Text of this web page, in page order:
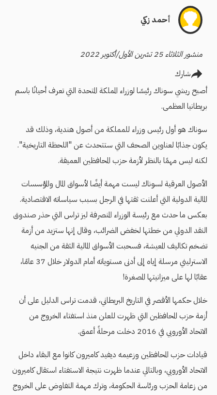
أحمد زكي
منشور الثلاثاء 25 تشرين الأول/أكتوبر 2022
شارك
أصبح ريشي سوناك رئيسًا لوزراء المملكة المتحدة التي تعرف أحيانًا باسم
بريطانيا العظمى.
سوناك هو أول رئيس وزراء للمملكة من أصول هندية، وذلك قد
يكون جذابًا لعناوين الصحف التي ستتحدث عن "اللحظة التاريخية".
لكنه ليس مهمًا بالنظر لأزمة حزب المحافظين العميقة.
الأصول العرقية لسوناك ليست مهمة أيضًا لأسواق المال والمؤسسات
المالية الدولية التي أعلنت ثقتها في الرجل بسبب سياساته الاقتصادية.
بعكس ما حدث مع رئيسة الوزراء المنصرفة ليز تراس التي حذر صندوق
النقد الدولي من خطتها لخفض الضرائب، وقال إنها ستزيد من أزمة
تضخم تكاليف المعيشة، فسحبت الأسواق المالية الثقة من الجنيه
الاسترليني مرسلة إياه إلى أدنى مستوياته أمام الدولار خلال 37 عامًا،
عقابًا لها على ميزانيتها المصغرة!
خلال حكمها الأقصر في التاريخ البريطاني، قدمت تراس الدليل على أن
أزمة حزب المحافظين التي ظهرت للعلن منذ استفتاء الخروج من
الاتحاد الأوروبي في 2016 دخلت مرحلةً أعمق.
قيادات حزب المحافظين وزعيمه ديفيد كاميرون كانوا مع البقاء داخل
الاتحاد الأوروبي، وبالتالي عندما ظهرت نتيجة الاستفتاء استقال كاميرون
من زعامة الحزب ورئاسة الحكومة، وترك مهمة التفاوض على الخروج